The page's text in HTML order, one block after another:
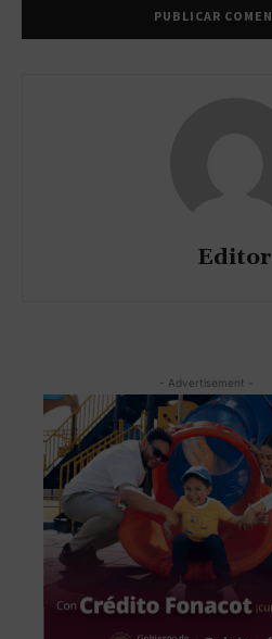
Editor
- Advertisement -